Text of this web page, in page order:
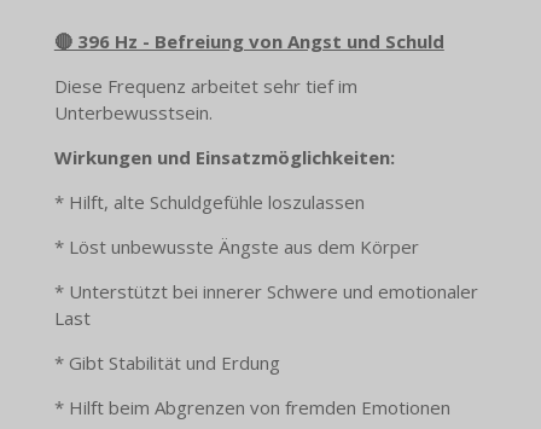
🔴 396 Hz - Befreiung von Angst und Schuld
Diese Frequenz arbeitet sehr tief im
Unterbewusstsein.
Wirkungen und Einsatzmöglichkeiten:
* Hilft, alte Schuldgefühle loszulassen
* Löst unbewusste Ängste aus dem Körper
* Unterstützt bei innerer Schwere und emotionaler
Last
* Gibt Stabilität und Erdung
* Hilft beim Abgrenzen von fremden Emotionen